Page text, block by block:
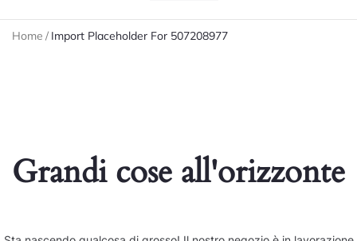
Home / Import Placeholder For 507208977
Grandi cose all'orizzonte